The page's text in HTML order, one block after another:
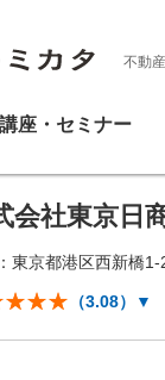
不動
講座・セミナー
会社東京日
東京都港区西新橋
（3.08） ▼